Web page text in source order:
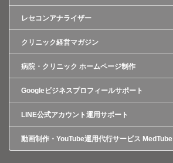
レセコンアナライザー
クリニック経営マガジン
病院・クリニック ホームページ制作
Googleビジネスプロフィールサポート
LINE公式アカウント運用サポート
動画制作・YouTube運用代行サービス MedTube